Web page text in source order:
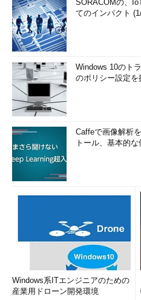
SORACOMの、
てのインパクト
Windows 10のト
のポリシー設定を
Caffeで画像解析
トール、基本的
Windows系ITエンジニアのための
産業用ドローン開発環境